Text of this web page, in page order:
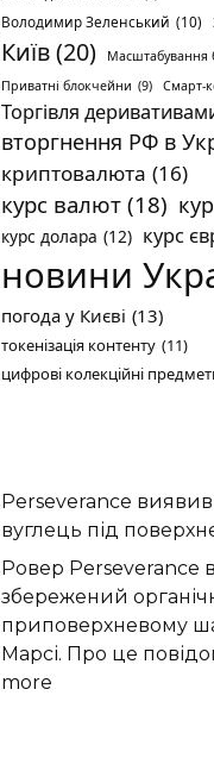
Володимир Зеленський (10)
Київ(20) Масштабування
Приватні блокчейни (9) Смарт-
Торгівля
вторгнення РФ в
криптовалюта (16)
курс валют (18)
курс долара (12) курс
новини
погода у Києві (13)
токенізація контенту (11)
цифрові колекційні
Perseverance
вуглець під
Ровер Perseverance
збережений
приповерхневому
Марсі. Про це
more